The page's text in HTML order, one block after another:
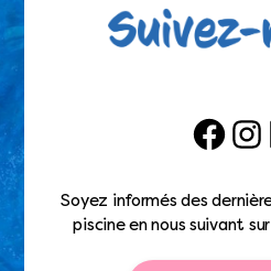
Facebook
Soyez informés des
piscine en nous suivant